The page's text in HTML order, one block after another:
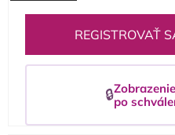
REGISTROVAŤ
🔒po